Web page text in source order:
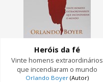
Heróis da fé
Vinte homens extraordinários
que incendiaram o mundo
Orlando Boyer (Autor)